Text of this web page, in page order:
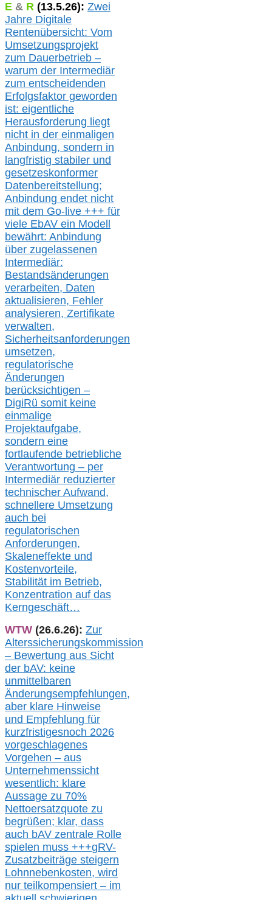
E & R (13.5.26): Zwei
Jahre Digitale
Rentenübersicht: Vom
Umsetzungsprojekt
zum Dauerbetrieb –
warum der Intermediär
zum entscheidenden
Erfolgsfaktor geworden
ist: eigentliche
Herausforderung liegt
nicht in der einmaligen
Anbindung, sondern in
langfristig stabiler und
gesetzeskonformer
Datenbereitstellung;
Anbindung endet nicht
mit dem Go-live +++ für
viele EbAV ein Modell
bewährt: Anbindung
über zugelassenen
Intermediär:
Bestandsänderungen
verarbeiten, Daten
aktualisieren, Fehler
analysieren, Zertifikate
verwalten,
Sicherheitsanforderungen
umsetzen,
regulatorische
Änderungen
berücksichtigen –
DigiRü somit keine
einmalige
Projektaufgabe,
sondern eine
fortlaufende betriebliche
Verantwortung – per
Intermediär reduzierter
technischer Aufwand,
schnellere Umsetzung
auch bei
regulatorischen
Anforderungen,
Skaleneffekte und
Kostenvorteile,
Stabilität im Betrieb,
Konzentration auf das
Kerngeschäft…
WTW (26.6.26): Zur
Alterssicherungskommission
– Bewertung aus Sicht
der bAV: keine
unmittelbaren
Änderungsempfehlungen,
aber klare Hinweise
und Empfehlung für
kurzfristigesnoch 2026
vorgeschlagenes
Vorgehen – aus
Unternehmenssicht
wesentlich: klare
Aussage zu 70%
Nettoersatzquote zu
begrüßen; klar, dass
auch bAV zentrale Rolle
spielen muss +++gRV-
Zusatzbeiträge steigern
Lohnnebenkosten, wird
nur teilkompensiert – im